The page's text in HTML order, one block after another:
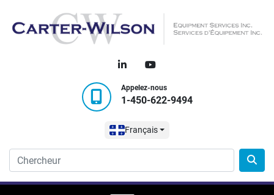
linkedinyoutube
Appelez-nous
1-450-622-9494
Français